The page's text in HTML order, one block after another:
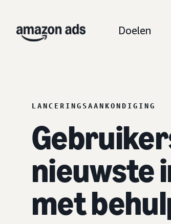
Doelen
LANCERINGSAANKONDIGING
nieuwste
met